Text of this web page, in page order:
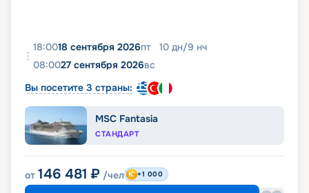
18:0018 сентября 2026пт 10 дн/9 нч
08:0027 сентября 2026вс
Вы посетите 3 страны:
MSC Fantasia
СТАНДАРТ
от 146 481 ₽ /чел +1 000